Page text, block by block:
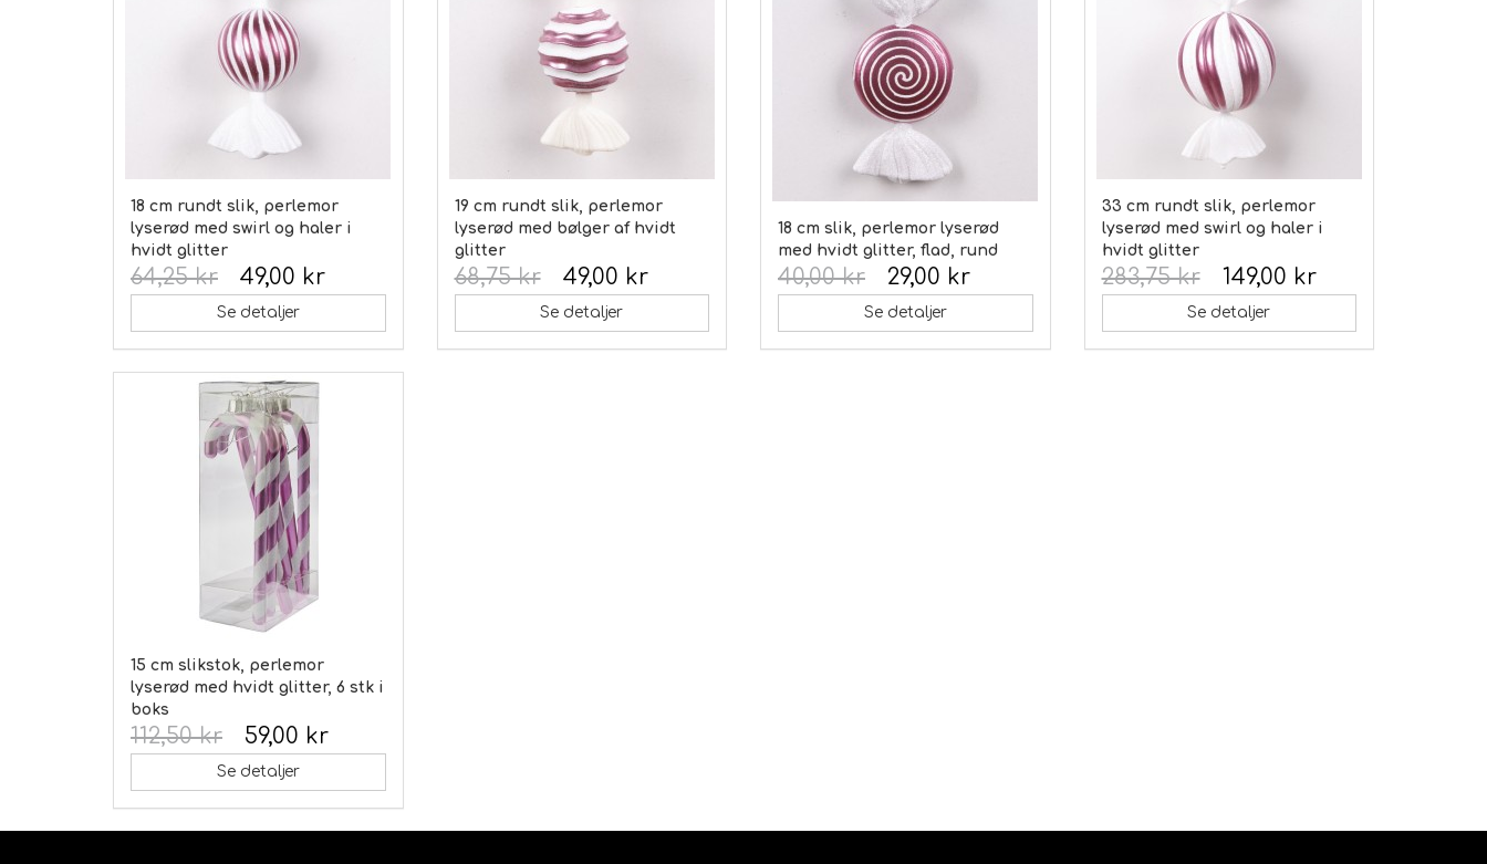
18 cm rundt slik, perlemor
lyserød med swirl og haler i
hvidt glitter
49,00 kr
64,25 kr
Se detaljer
19 cm rundt slik, perlemor
lyserød med bølger af hvidt
glitter
49,00 kr
68,75 kr
Se detaljer
18 cm slik, perlemor lyserød
med hvidt glitter, flad, rund
29,00 kr
40,00 kr
Se detaljer
33 cm rundt slik, perlemor
lyserød med swirl og haler i
hvidt glitter
149,00 kr
283,75 kr
Se detaljer
15 cm slikstok, perlemor
lyserød med hvidt glitter, 6 stk i
boks
59,00 kr
112,50 kr
Se detaljer